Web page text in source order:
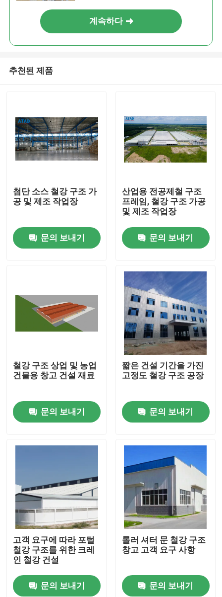
동영상
우리에 대하여
인용문을 요구하세요
철골 구조물 저장소
철골 구조물 워크샵
가벼운 철골 구조물
계속하다
추천된 제품
첨단 소스 철강 구조 가
공 및 제조 작업장
문의 보내기
산업용 전공제철 구조
프레임, 철강 구조 가공
및 제조 작업장
문의 보내기
철강 구조 상업 및 농업
건물용 창고 건설 재료
문의 보내기
짧은 건설 기간을 가진
고정도 철강 구조 공장
문의 보내기
고객 요구에 따라 포털
철강 구조를 위한 크레
인 철강 건설
문의 보내기
롤러 셔터 문 철강 구조
창고 고객 요구 사항
문의 보내기